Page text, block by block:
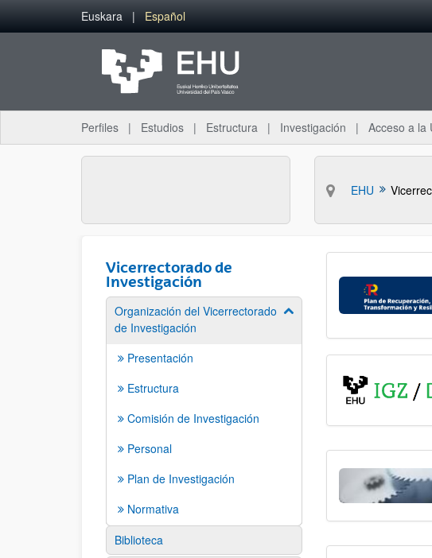
Saltar al contenido principal
Euskara Español
Perfiles Estudios Estructura Investigación Acceso a la
EHU
Vicerrectorado de
Investigación
Organización del Vicerrectorado
de Investigación
Mostrar/ocultar subpáginas
Presentación
Estructura
Comisión de Investigación
Personal
Plan de Investigación
Normativa
Biblioteca